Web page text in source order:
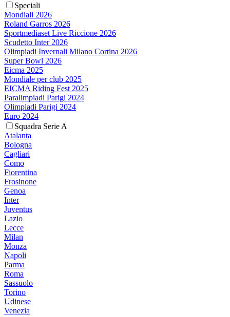
Speciali
Mondiali 2026
Roland Garros 2026
Sportmediaset Live Riccione 2026
Scudetto Inter 2026
Olimpiadi Invernali Milano Cortina 2026
Super Bowl 2026
Eicma 2025
Mondiale per club 2025
EICMA Riding Fest 2025
Paralimpiadi Parigi 2024
Olimpiadi Parigi 2024
Euro 2024
Squadra Serie A
Atalanta
Bologna
Cagliari
Como
Fiorentina
Frosinone
Genoa
Inter
Juventus
Lazio
Lecce
Milan
Monza
Napoli
Parma
Roma
Sassuolo
Torino
Udinese
Venezia